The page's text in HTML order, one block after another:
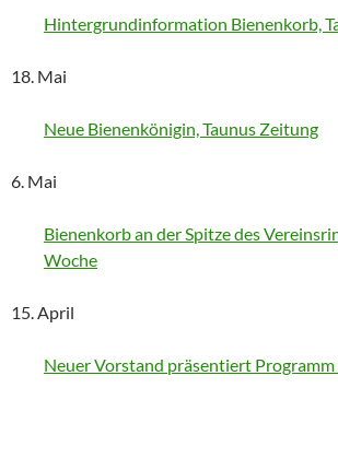
Hintergrundinformation Bienenkorb,
18. Mai
Neue Bienenkönigin, Taunus Zeitung
6. Mai
Bienenkorb an der Spitze des
Woche
15. April
Neuer Vorstand präsentiert